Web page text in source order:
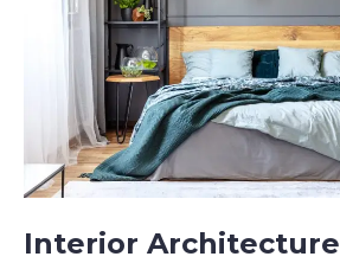
Interior Architecture